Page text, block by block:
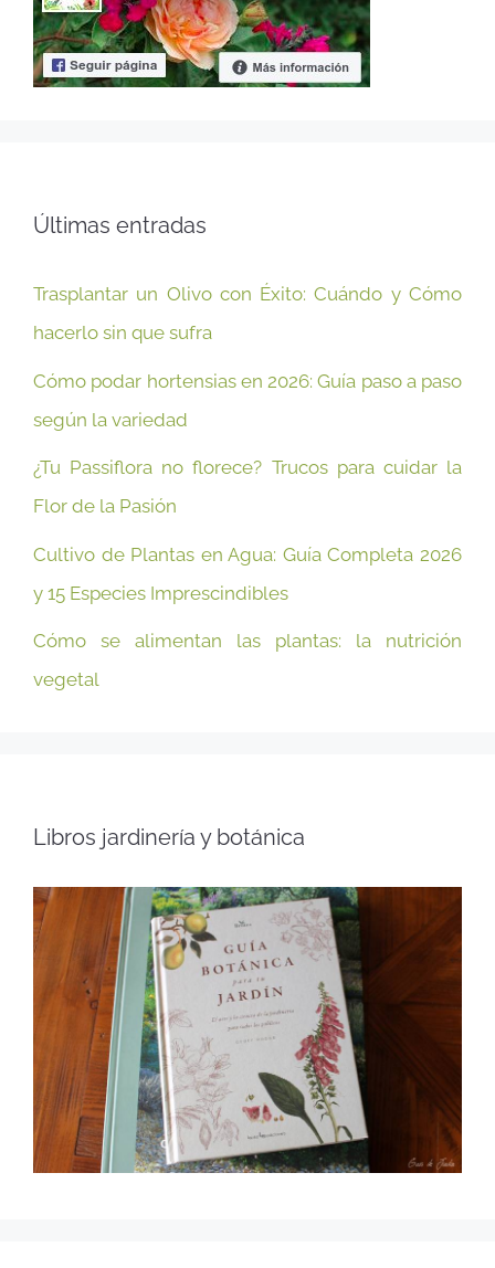
Últimas entradas
Trasplantar un Olivo con Éxito: Cuándo y Cómo
hacerlo sin que sufra
Cómo podar hortensias en 2026: Guía paso a paso
según la variedad
¿Tu Passiflora no florece? Trucos para cuidar la
Flor de la Pasión
Cultivo de Plantas en Agua: Guía Completa 2026
y 15 Especies Imprescindibles
Cómo se alimentan las plantas: la nutrición
vegetal
Libros jardinería y botánica